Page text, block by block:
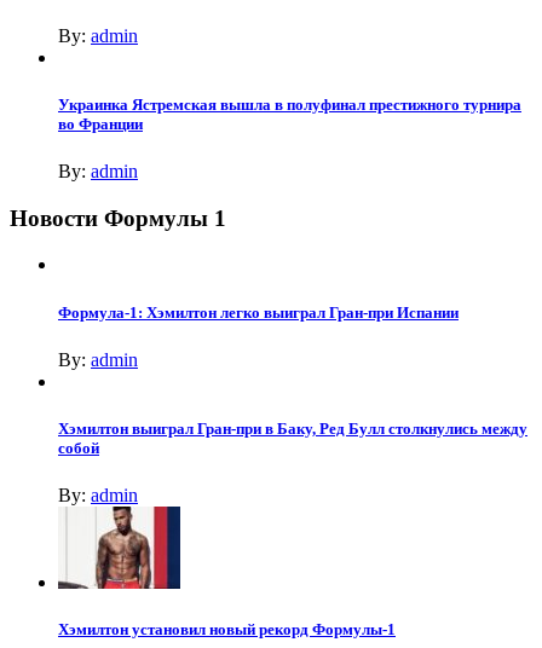
By: admin
Украинка Ястремская вышла в полуфинал престижного турнира
во Франции
By: admin
Новости Формулы 1
Формула-1: Хэмилтон легко выиграл Гран-при Испании
By: admin
Хэмилтон выиграл Гран-при в Баку, Ред Булл столкнулись между
собой
By: admin
Хэмилтон установил новый рекорд Формулы-1